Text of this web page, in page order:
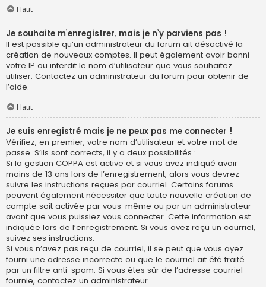
Haut
Je souhaite m’enregistrer, mais je n’y parviens pas !
Il est possible qu’un administrateur du forum ait désactivé la
création de nouveaux comptes. Il peut également avoir banni
votre IP ou interdit le nom d’utilisateur que vous souhaitez
utiliser. Contactez un administrateur du forum pour obtenir de
l’aide.
Haut
Je suis enregistré mais je ne peux pas me connecter !
Vérifiez, en premier, votre nom d’utilisateur et votre mot de
passe. S’ils sont corrects, il y a deux possibilités :
Si la gestion COPPA est active et si vous avez indiqué avoir
moins de 13 ans lors de l’enregistrement, alors vous devrez
suivre les instructions reçues par courriel. Certains forums
peuvent également nécessiter que toute nouvelle création de
compte soit activée par vous-même ou par un administrateur
avant que vous puissiez vous connecter. Cette information est
indiquée lors de l’enregistrement. Si vous avez reçu un courriel,
suivez ses instructions.
Si vous n’avez pas reçu de courriel, il se peut que vous ayez
fourni une adresse incorrecte ou que le courriel ait été traité
par un filtre anti-spam. Si vous êtes sûr de l’adresse courriel
fournie, contactez un administrateur.